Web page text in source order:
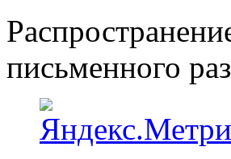
письменного